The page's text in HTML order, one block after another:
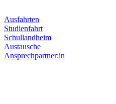
Ausfahrten
Studienfahrt
Schullandheim
Austausche
Ansprechpartner:in